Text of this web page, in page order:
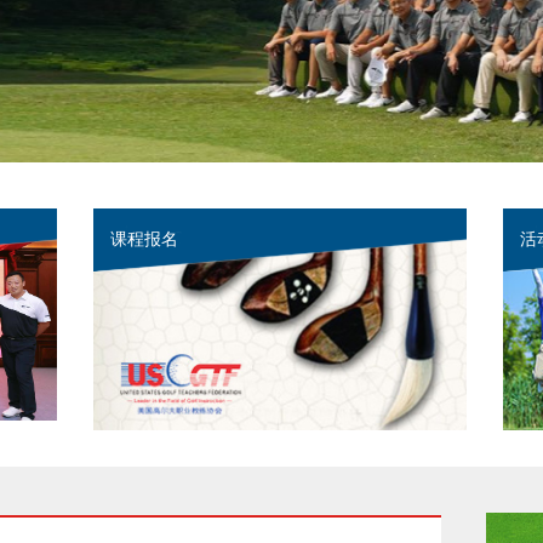
MORE
课程报名 活